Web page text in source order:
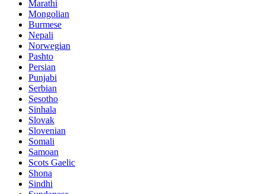
Marathi
Mongolian
Burmese
Nepali
Norwegian
Pashto
Persian
Punjabi
Serbian
Sesotho
Sinhala
Slovak
Slovenian
Somali
Samoan
Scots Gaelic
Shona
Sindhi